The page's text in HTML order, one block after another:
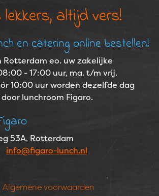
altijd vers!
en catering online bestellen!
Rotterdam eo. uw zakelijke
- 17:00 uur, ma. t/m vrij.
10:00 uur worden dezelfde dag
lunchroom Figaro.
53A, Rotterdam
info@figaro-lunch.nl
Algemene voorwaarden